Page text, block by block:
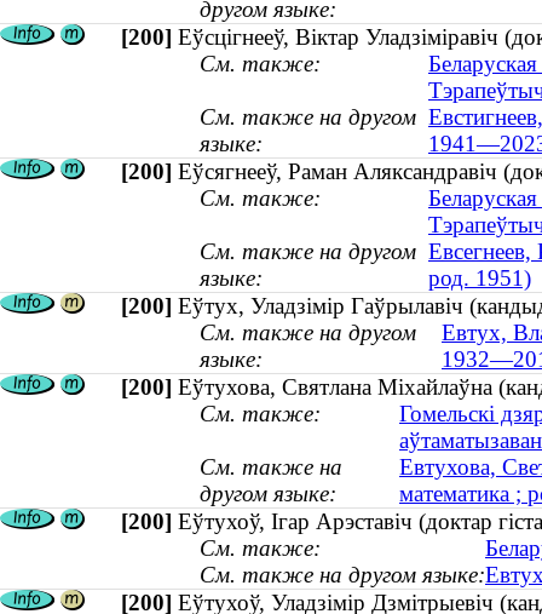
другом языке:
[200] Еўсцігнееў, Віктар Уладзіміравіч
См. также:
См. также на другом
языке:
[200] Еўсягнееў, Раман Аляксандравіч
См. также:
См. также на другом
языке:
род. 1951)
[200] Еўтух, Уладзімір Гаўрылавіч
См. также на другом
языке:
Евтух,
[200] Еўтухова, Святлана Міхайлаўна
См. также:
Гомельскі
См. также на
другом языке:
Евтухова,
математика ;
[200] Еўтухоў, Ігар Арэставіч (доктар
См. также:
См. также на другом языке:
[200] Еўтухоў, Уладзімір Дзмітрыевіч